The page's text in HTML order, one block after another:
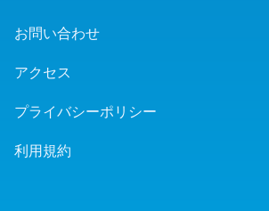
お問い合わせ
アクセス
プライバシーポリシー
利用規約